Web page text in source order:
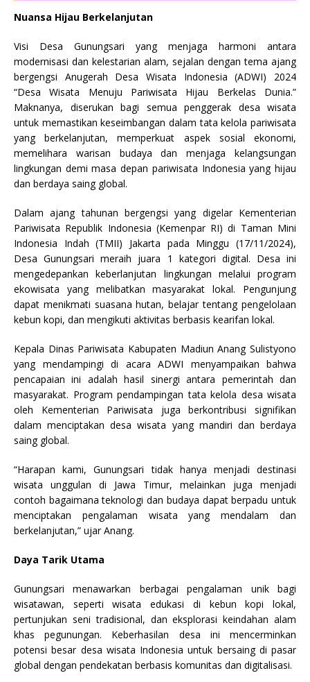
Nuansa Hijau Berkelanjutan
Visi Desa Gunungsari yang menjaga harmoni antara
modernisasi dan kelestarian alam, sejalan dengan tema ajang
bergengsi Anugerah Desa Wisata Indonesia (ADWI) 2024
“Desa Wisata Menuju Pariwisata Hijau Berkelas Dunia.”
Maknanya, diserukan bagi semua penggerak desa wisata
untuk memastikan keseimbangan dalam tata kelola pariwisata
yang berkelanjutan, memperkuat aspek sosial ekonomi,
memelihara warisan budaya dan menjaga kelangsungan
lingkungan demi masa depan pariwisata Indonesia yang hijau
dan berdaya saing global.
Dalam ajang tahunan bergengsi yang digelar Kementerian
Pariwisata Republik Indonesia (Kemenpar RI) di Taman Mini
Indonesia Indah (TMII) Jakarta pada Minggu (17/11/2024),
Desa Gunungsari meraih juara 1 kategori digital. Desa ini
mengedepankan keberlanjutan lingkungan melalui program
ekowisata yang melibatkan masyarakat lokal. Pengunjung
dapat menikmati suasana hutan, belajar tentang pengelolaan
kebun kopi, dan mengikuti aktivitas berbasis kearifan lokal.
Kepala Dinas Pariwisata Kabupaten Madiun Anang Sulistyono
yang mendampingi di acara ADWI menyampaikan bahwa
pencapaian ini adalah hasil sinergi antara pemerintah dan
masyarakat. Program pendampingan tata kelola desa wisata
oleh Kementerian Pariwisata juga berkontribusi signifikan
dalam menciptakan desa wisata yang mandiri dan berdaya
saing global.
“Harapan kami, Gunungsari tidak hanya menjadi destinasi
wisata unggulan di Jawa Timur, melainkan juga menjadi
contoh bagaimana teknologi dan budaya dapat berpadu untuk
menciptakan pengalaman wisata yang mendalam dan
berkelanjutan,” ujar Anang.
Daya Tarik Utama
Gunungsari menawarkan berbagai pengalaman unik bagi
wisatawan, seperti wisata edukasi di kebun kopi lokal,
pertunjukan seni tradisional, dan eksplorasi keindahan alam
khas pegunungan. Keberhasilan desa ini mencerminkan
potensi besar desa wisata Indonesia untuk bersaing di pasar
global dengan pendekatan berbasis komunitas dan digitalisasi.